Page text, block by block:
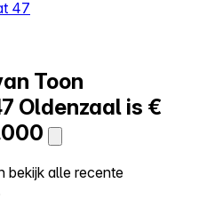
47
Toon
Oldenzaal is €
bekijk alle recente